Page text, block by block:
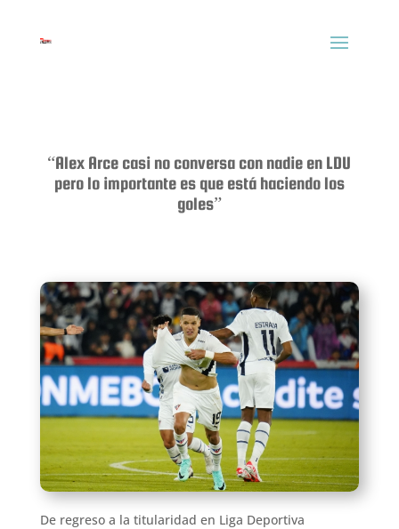
“Alex Arce casi no conversa con nadie en LDU
pero lo importante es que está haciendo los
goles”
De regreso a la titularidad en Liga Deportiva